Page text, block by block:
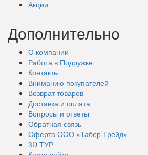
Акции
Дополнительно
О компании
Работа в Подружке
Контакты
Вниманию покупателей
Возврат товаров
Доставка и оплата
Вопросы и ответы
Обратная связь
Оферта ООО «Табер Трейд»
3D ТУР